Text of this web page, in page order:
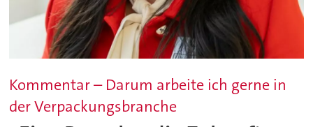
Kommentar – Darum arbeite ich gerne in
der Verpackungsbranche